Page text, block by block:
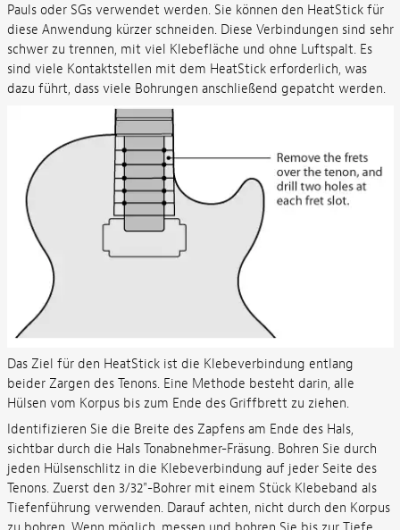
Pauls oder SGs verwendet werden. Sie können den HeatStick für
diese Anwendung kürzer schneiden. Diese Verbindungen sind sehr
schwer zu trennen, mit viel Klebefläche und ohne Luftspalt. Es
sind viele Kontaktstellen mit dem HeatStick erforderlich, was
dazu führt, dass viele Bohrungen anschließend gepatcht werden.
Das Ziel für den HeatStick ist die Klebeverbindung entlang
beider Zargen des Tenons. Eine Methode besteht darin, alle
Hülsen vom Korpus bis zum Ende des Griffbrett zu ziehen.
Identifizieren Sie die Breite des Zapfens am Ende des Hals,
sichtbar durch die Hals Tonabnehmer-Fräsung. Bohren Sie durch
jeden Hülsenschlitz in die Klebeverbindung auf jeder Seite des
Tenons. Zuerst den 3/32"-Bohrer mit einem Stück Klebeband als
Tiefenführung verwenden. Darauf achten, nicht durch den Korpus